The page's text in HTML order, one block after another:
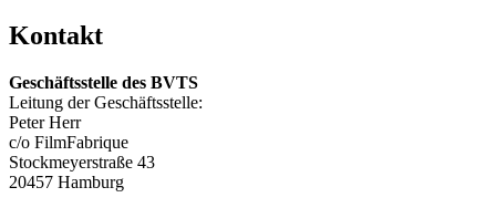
Kontakt
Geschäftsstelle des BVTS
Leitung der Geschäftsstelle:
Peter Herr
c/o FilmFabrique
Stockmeyerstraße 43
20457 Hamburg